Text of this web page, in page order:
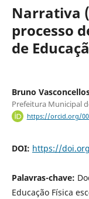
Narrativa
processo
de
Bruno
Prefeitura Municipal
https://orcid.org/
DOI: https://
Palavras-chave:
Educação Física